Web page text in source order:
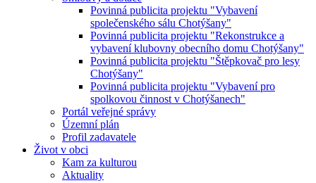
Povinná publicita projektu "Vybavení
společenského sálu Chotýšany"
Povinná publicita projektu "Rekonstrukce a
vybavení klubovny obecního domu Chotýšany"
Povinná publicita projektu "Štěpkovač pro lesy
Chotýšany"
Povinná publicita projektu "Vybavení pro
spolkovou činnost v Chotýšanech"
Portál veřejné správy
Územní plán
Profil zadavatele
Život v obci
Kam za kulturou
Aktuality